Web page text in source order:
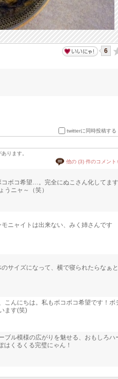
6
twitterに同時投稿する
ります。
他の (3) 件のコメント
ボコ希望…。完全にぬこさん化してま
うニャ～（笑）
ニャイトは出来ない、みく姉さんです
サイズになって、横で寝られたらなぁと
こんにちは。私もボコボコ希望です！ボ
ます(笑)
ブル模様の広がりを魅せる、おもしろハ
くるくる完璧にゃん！